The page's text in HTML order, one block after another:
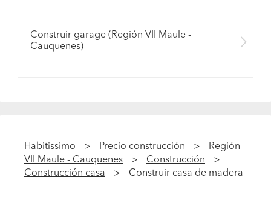
Construir garage (Región VII Maule -
Cauquenes)
Habitissimo Precio construcción
Región
VII Maule - Cauquenes
Construcción
Construcción casa
Construir casa de madera